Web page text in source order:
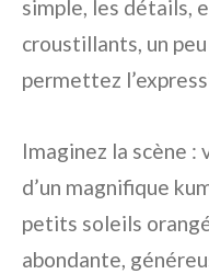
simple, les détails,
croustillants, un
permettez
Imaginez la scène
d’un magnifique
petits soleils
abondante,